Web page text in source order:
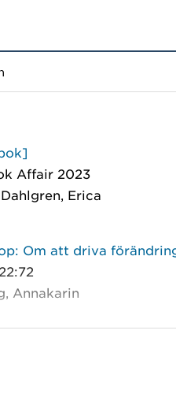
Affair 2023
Erica
Om att driva
Annakarin